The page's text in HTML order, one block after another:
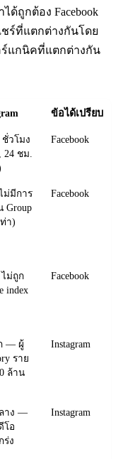
ด้ถูกต้อง Facebook
ชร์ที่แตกต่างกันโดย
แกนิคที่แตกต่างกัน
ข้อได้เปรียบ
ชั่วโมง
24 ชม.
Facebook
ม่มีการ
Group
า)
Facebook
ม่ถูก
index
Facebook
— ผู้
ราย
ล้าน
Instagram
าง —
โอ
ร่ง
Instagram